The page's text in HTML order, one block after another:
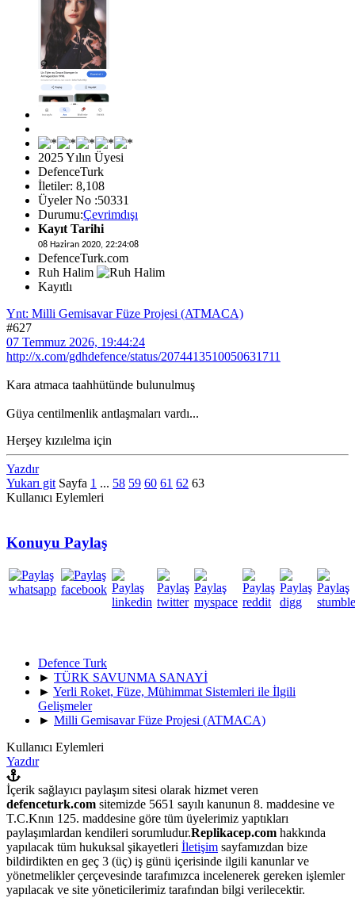
2025 Yılın Üyesi
DefenceTurk
İletiler: 8,108
Üyeler No :50331
Durumu:Çevrimdışı
Kayıt Tarihi
08 Haziran 2020, 22:24:08
DefenceTurk.com
Ruh Halim
Kayıtlı
Ynt: Milli Gemisavar Füze Projesi (ATMACA)
#627
07 Temmuz 2026, 19:44:24
http://x.com/gdhdefence/status/2074413510050631711
Kara atmaca taahhütünde bulunulmuş
Güya centilmenlik antlaşmaları vardı...
Herşey kızılelma için
Yazdır
Yukarı git Sayfa 1 ... 58 59 60 61 62 63
Kullanıcı Eylemleri
Konuyu Paylaş
Defence Turk
► TÜRK SAVUNMA SANAYİ
► Yerli Roket, Füze, Mühimmat Sistemleri ile İlgili
Gelişmeler
► Milli Gemisavar Füze Projesi (ATMACA)
Kullanıcı Eylemleri
Yazdır
İçerik sağlayıcı paylaşım sitesi olarak hizmet veren
defenceturk.com sitemizde 5651 sayılı kanunun 8. maddesine ve
T.C.Knın 125. maddesine göre tüm üyelerimiz yaptıkları
paylaşımlardan kendileri sorumludur.Replikacep.com hakkında
yapılacak tüm hukuksal şikayetleri İletişim sayfamızdan bize
bildirdikten en geç 3 (üç) iş günü içerisinde ilgili kanunlar ve
yönetmelikler çerçevesinde tarafımızca incelenerek gereken işlemler
yapılacak ve site yöneticilerimiz tarafından bilgi verilecektir.